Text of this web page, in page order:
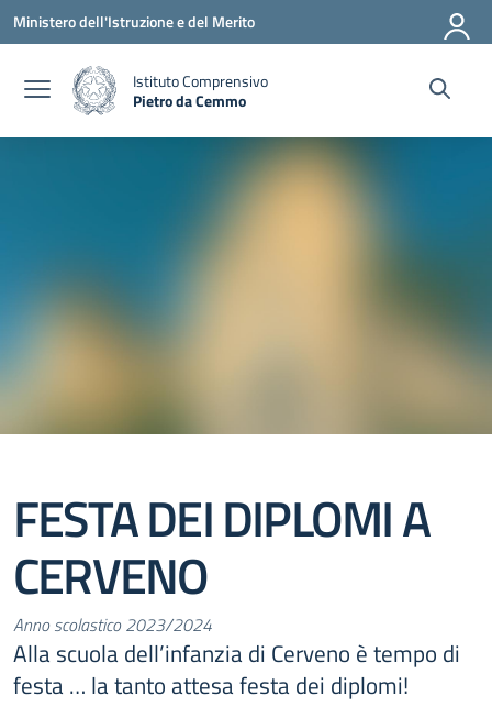
Vai ai contenuti
Vai al menu di navigazione
Vai al footer
Ministero dell'Istruzione e del Merito
Istituto Comprensivo
Pietro da Cemmo
FESTA DEI DIPLOMI A
CERVENO
Anno scolastico 2023/2024
Alla scuola dell’infanzia di Cerveno è tempo di
festa … la tanto attesa festa dei diplomi!